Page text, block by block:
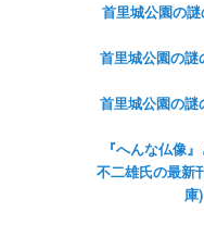
首里城公園の謎
首里城公園の謎
首里城公園の謎
『へんな仏像
不二雄氏の最新
庫